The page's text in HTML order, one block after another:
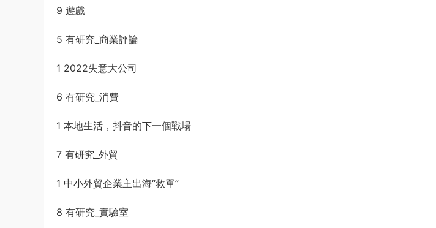
9 遊戲
5 有研究_商業評論
1 2022失意大公司
6 有研究_消費
1 本地生活，抖音的下一個戰場
7 有研究_外貿
1 中小外貿企業主出海“救單”
8 有研究_實驗室